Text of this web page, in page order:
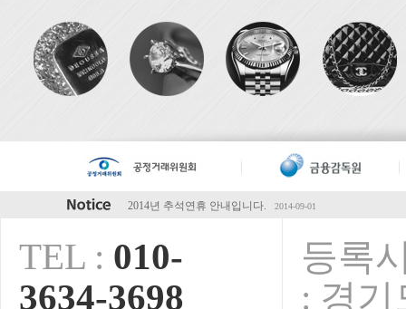
2014년 하계휴가 안내입니다. 2014-07-28
청마해 설연휴 안내입니다.
2013년 추석연휴 휴무안내입니다. 2013-09-01
오렌지전당포 전국가맹점 영업안내 2013-08-09
TEL : 010-
3634-3698
등록
: 경기